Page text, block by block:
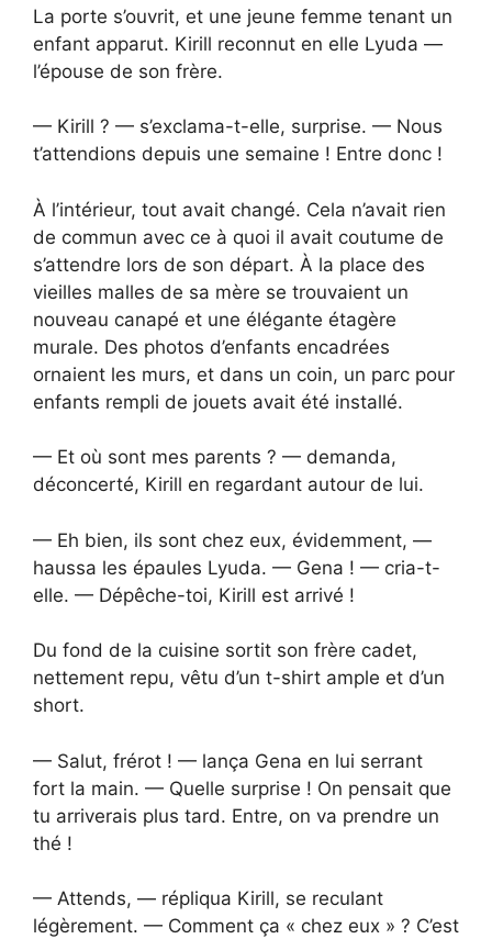
La porte s’ouvrit, et une jeune femme tenant un
enfant apparut. Kirill reconnut en elle Lyuda —
l’épouse de son frère.
— Kirill ? — s’exclama-t-elle, surprise. — Nous
t’attendions depuis une semaine ! Entre donc !
À l’intérieur, tout avait changé. Cela n’avait rien
de commun avec ce à quoi il avait coutume de
s’attendre lors de son départ. À la place des
vieilles malles de sa mère se trouvaient un
nouveau canapé et une élégante étagère
murale. Des photos d’enfants encadrées
ornaient les murs, et dans un coin, un parc pour
enfants rempli de jouets avait été installé.
— Et où sont mes parents ? — demanda,
déconcerté, Kirill en regardant autour de lui.
— Eh bien, ils sont chez eux, évidemment, —
haussa les épaules Lyuda. — Gena ! — cria-t-
elle. — Dépêche-toi, Kirill est arrivé !
Du fond de la cuisine sortit son frère cadet,
nettement repu, vêtu d’un t-shirt ample et d’un
short.
— Salut, frérot ! — lança Gena en lui serrant
fort la main. — Quelle surprise ! On pensait que
tu arriverais plus tard. Entre, on va prendre un
thé !
— Attends, — répliqua Kirill, se reculant
légèrement. — Comment ça « chez eux » ? C’est